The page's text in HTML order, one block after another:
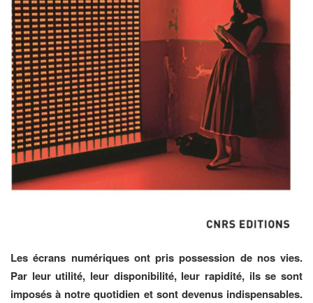
Les écrans numériques ont pris possession de nos vies.
Par leur utilité, leur disponibilité, leur rapidité, ils se sont
imposés à notre quotidien et sont devenus indispensables.